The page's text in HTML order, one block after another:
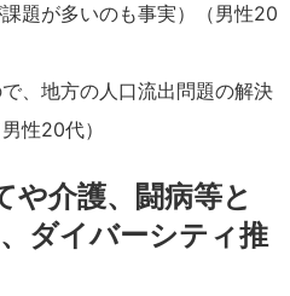
題が多いのも事実）（男性20
、地方の人口流出問題の解決
性20代）
や介護、闘病等と
ダイバーシティ推